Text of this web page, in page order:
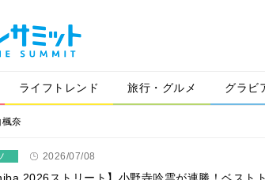
ライフトレンド 旅行・グルメ グラビ
奈
2026/07/08